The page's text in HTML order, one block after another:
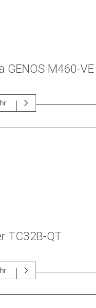
GENOS M460-VE
TC32B-QT